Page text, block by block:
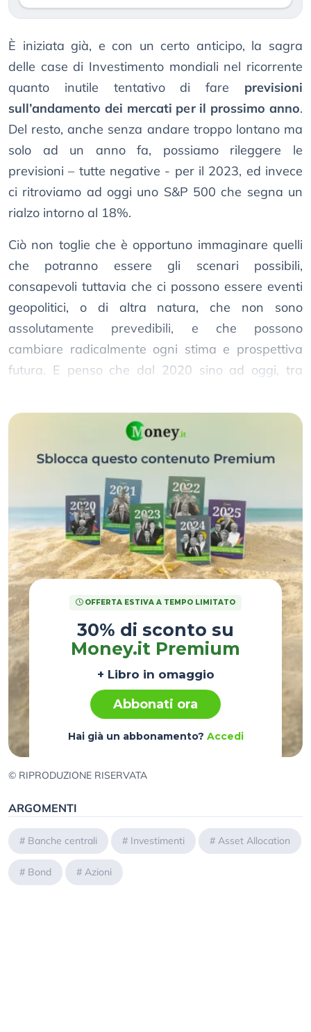
È iniziata già, e con un certo anticipo, la sagra
delle case di Investimento mondiali nel ricorrente
quanto inutile tentativo di fare previsioni
sull’andamento dei mercati per il prossimo anno.
Del resto, anche senza andare troppo lontano ma
solo ad un anno fa, possiamo rileggere le
previsioni – tutte negative - per il 2023, ed invece
ci ritroviamo ad oggi uno S&P 500 che segna un
rialzo intorno al 18%.
Ciò non toglie che è opportuno immaginare quelli
che potranno essere gli scenari possibili,
consapevoli tuttavia che ci possono essere eventi
geopolitici, o di altra natura, che non sono
assolutamente prevedibili, e che possono
cambiare radicalmente ogni stima e prospettiva
futura. E penso che dal 2020 sino ad oggi, tra
OFFERTA ESTIVA A TEMPO LIMITATO
30% di sconto su
Money.it Premium
+ Libro in omaggio
Abbonati ora
Hai già un abbonamento? Accedi
© RIPRODUZIONE RISERVATA
ARGOMENTI
# Banche centrali # Investimenti # Asset Allocation
# Bond # Azioni